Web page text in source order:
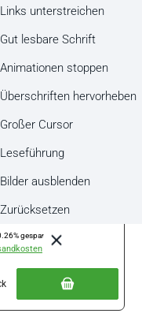
Schleifplatte AVZ 93
gespart)
Links unterstreichen
Gut lesbare Schrift
Animationen stoppen
Überschriften hervorheben
Großer Cursor
Leseführung
Bilder ausblenden
Zurücksetzen